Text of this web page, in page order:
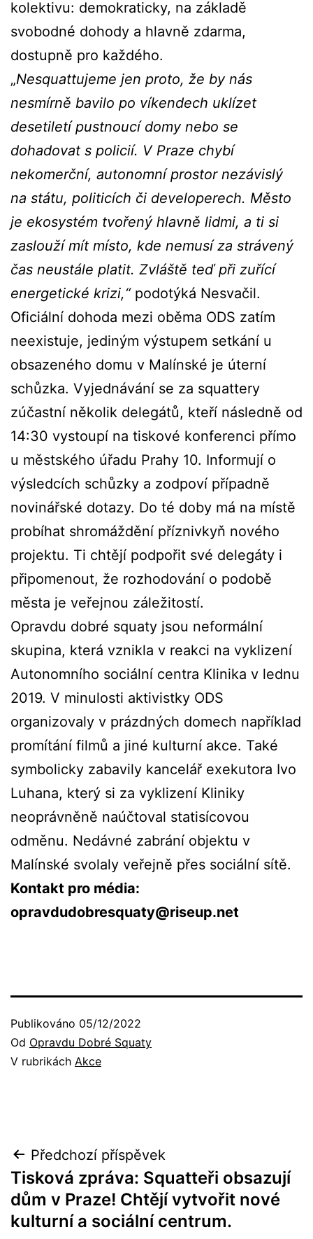
kolektivu: demokraticky, na základě
svobodné dohody a hlavně zdarma,
dostupně pro každého.
„Nesquattujeme jen proto, že by nás
nesmírně bavilo po víkendech uklízet
desetiletí pustnoucí domy nebo se
dohadovat s policií. V Praze chybí
nekomerční, autonomní prostor nezávislý
na státu, politicích či developerech. Město
je ekosystém tvořený hlavně lidmi, a ti si
zaslouží mít místo, kde nemusí za strávený
čas neustále platit. Zvláště teď při zuřící
energetické krizi,“ podotýká Nesvačil.
Oficiální dohoda mezi oběma ODS zatím
neexistuje, jediným výstupem setkání u
obsazeného domu v Malínské je úterní
schůzka. Vyjednávání se za squattery
zúčastní několik delegátů, kteří následně od
14:30 vystoupí na tiskové konferenci přímo
u městského úřadu Prahy 10. Informují o
výsledcích schůzky a zodpoví případně
novinářské dotazy. Do té doby má na místě
probíhat shromáždění příznivkyň nového
projektu. Ti chtějí podpořit své delegáty i
připomenout, že rozhodování o podobě
města je veřejnou záležitostí.
Opravdu dobré squaty jsou neformální
skupina, která vznikla v reakci na vyklizení
Autonomního sociální centra Klinika v lednu
2019. V minulosti aktivistky ODS
organizovaly v prázdných domech například
promítání filmů a jiné kulturní akce. Také
symbolicky zabavily kancelář exekutora Ivo
Luhana, který si za vyklizení Kliniky
neoprávněně naúčtoval statisícovou
odměnu. Nedávné zabrání objektu v
Malínské svolaly veřejně přes sociální sítě.
Kontakt pro média:
opravdudobresquaty@riseup.net
Publikováno 05/12/2022
Od Opravdu Dobré Squaty
V rubrikách Akce
Navigace
pro
příspěvek
Předchozí příspěvek
Tisková zpráva: Squatteři obsazují
dům v Praze! Chtějí vytvořit nové
kulturní a sociální centrum.